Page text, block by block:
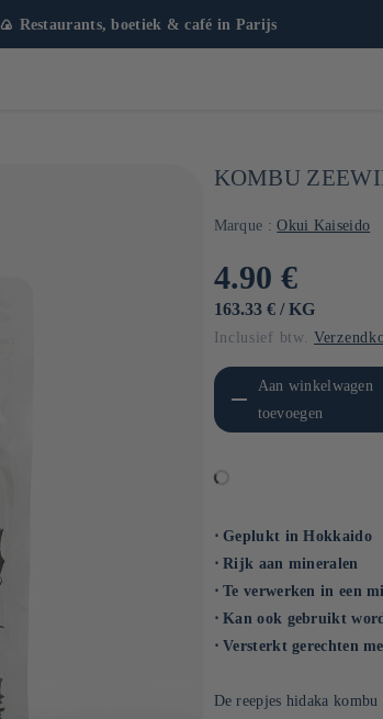
🍙 Restaurants, boetiek & café in Parijs
KOMBU
Marque : Okui Kaiseido
Normale
prijs
4.90 €
EENHEIDSPRIJS
163.33 € / PER
KG
Inclusief btw.
Aantal verlagen voor Default
Aan winkelwagen
toevoegen
⋅ Geplukt in Hokkaido
⋅ Rijk aan mineralen
⋅ Te verwerken in een
⋅ Kan ook gebruikt
⋅ Versterkt gerechten
De reepjes hidaka